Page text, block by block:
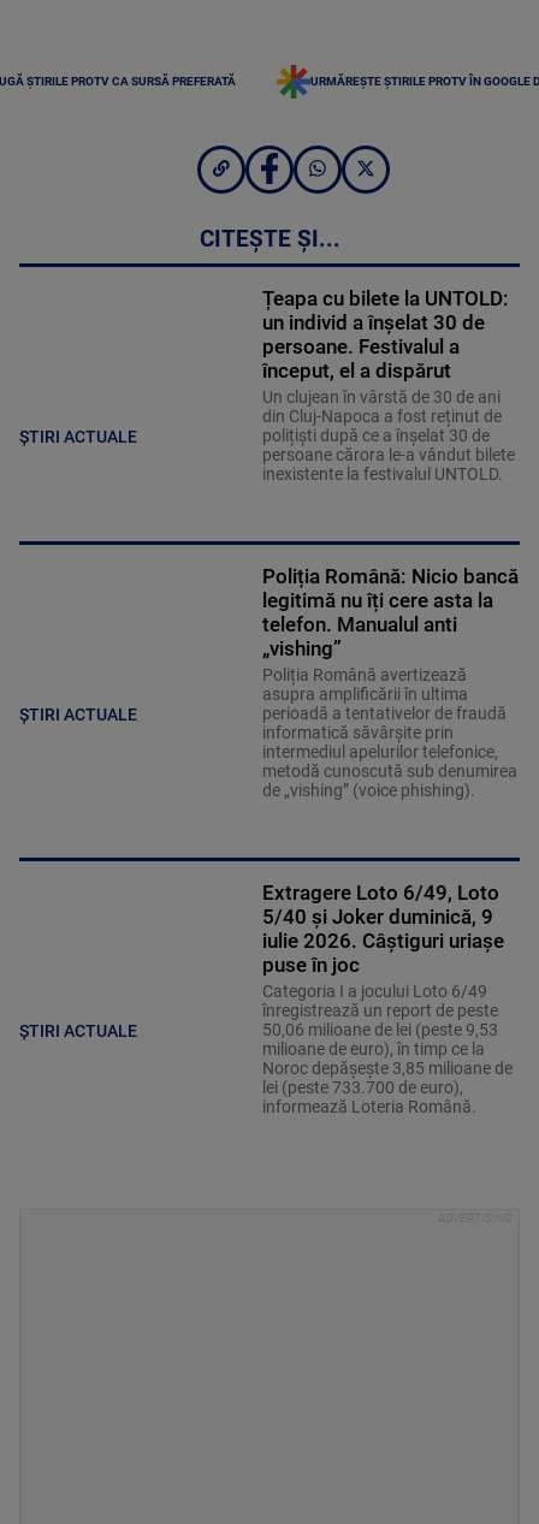
ȘTIRILE PROTV CA SURSĂ PREFERATĂ URMĂREȘTE ȘTIRILE PROTV ÎN GOOGLE
CITEȘTE ȘI...
ȘTIRI ACTUALE
Țeapa cu bilete la UNTOLD:
un individ a înșelat 30 de
persoane. Festivalul a
început, el a dispărut
Un clujean în vârstă de 30 de ani
din Cluj-Napoca a fost reținut de
polițiști după ce a înșelat 30 de
persoane cărora le-a vândut bilete
inexistente la festivalul UNTOLD.
ȘTIRI ACTUALE
Poliția Română: Nicio bancă
legitimă nu îți cere asta la
telefon. Manualul anti
„vishing”
Poliția Română avertizează
asupra amplificării în ultima
perioadă a tentativelor de fraudă
informatică săvârșite prin
intermediul apelurilor telefonice,
metodă cunoscută sub denumirea
de „vishing” (voice phishing).
ȘTIRI ACTUALE
Extragere Loto 6/49, Loto
5/40 și Joker duminică, 9
iulie 2026. Câștiguri uriașe
puse în joc
Categoria I a jocului Loto 6/49
înregistrează un report de peste
50,06 milioane de lei (peste 9,53
milioane de euro), în timp ce la
Noroc depăşeşte 3,85 milioane de
lei (peste 733.700 de euro),
informează Loteria Română.